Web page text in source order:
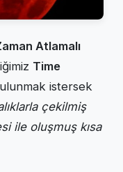
Atlamalı
Time
istersek
çekilmiş
ile oluşmuş kısa